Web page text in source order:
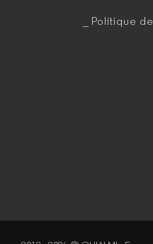
Polítique